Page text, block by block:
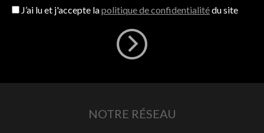
J’ai lu et j'accepte lapolitique de confidentialitédu site
NOTRE RÉSEAU